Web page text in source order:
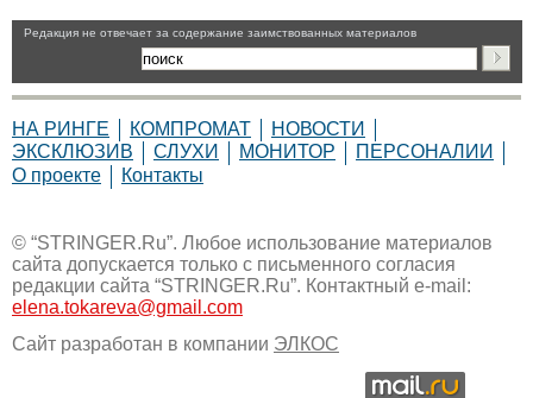
Pедакция не отвечает за содержание заимствованных материалов
НА РИНГЕ КОМПРОМАТ
НОВОСТИ
ЭКСКЛЮЗИВ
СЛУХИ МОНИТОР
ПЕРСОНАЛИИ
О проекте
Контакты
© “STRINGER.Ru”. Любое использование материалов
сайта допускается только с письменного согласия
редакции сайта “STRINGER.Ru”. Контактный e-mail:
elena.tokareva@gmail.com
Сайт разработан в компании ЭЛКОС